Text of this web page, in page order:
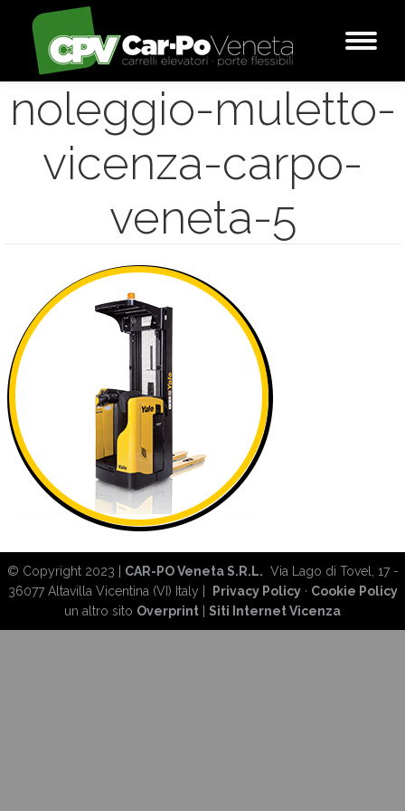
noleggio-muletto-
vicenza-carpo-
veneta-5
© Copyright 2023 | CAR-PO Veneta S.R.L. Via Lago di Tovel, 17 -
36077 Altavilla Vicentina (VI) Italy |
Privacy Policy· Cookie Policy
un altro sito Overprint Siti Internet Vicenza